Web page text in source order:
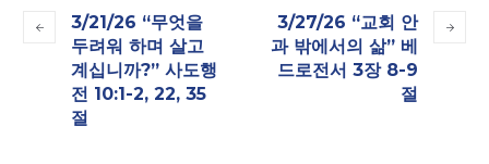
3/21/26 “무엇을
두려워 하며 살고
계십니까?” 사도행
전 10:1-2, 22, 35
절
3/27/26 “교회 안
과 밖에서의 삶” 베
드로전서 3장 8-9
절